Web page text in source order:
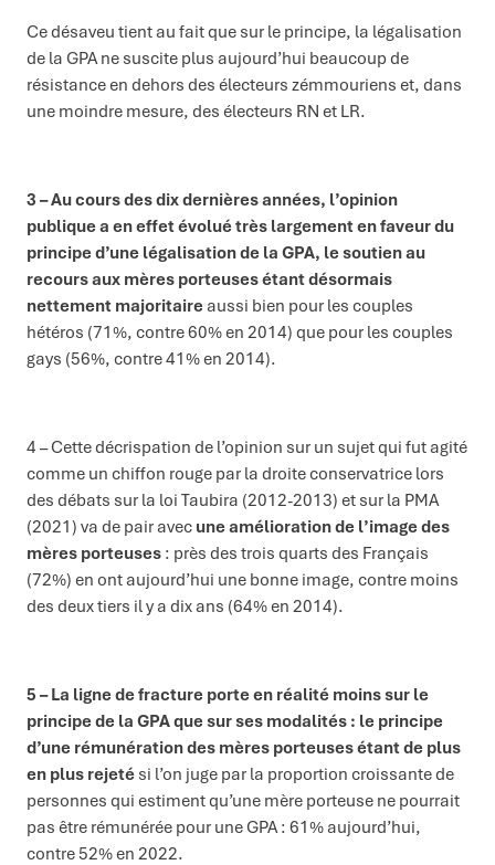
Ce désaveu tient au fait que sur le principe, la légalisation
de la GPA ne suscite plus aujourd’hui beaucoup de
résistance en dehors des électeurs zémmouriens et, dans
une moindre mesure, des électeurs RN et LR.
3 – Au cours des dix dernières années, l’opinion
publique a en effet évolué très largement en faveur du
principe d’une légalisation de la GPA, le soutien au
recours aux mères porteuses étant désormais
nettement majoritaire aussi bien pour les couples
hétéros (71%, contre 60% en 2014) que pour les couples
gays (56%, contre 41% en 2014).
4 – Cette décrispation de l’opinion sur un sujet qui fut agité
comme un chiffon rouge par la droite conservatrice lors
des débats sur la loi Taubira (2012-2013) et sur la PMA
(2021) va de pair avec une amélioration de l’image des
mères porteuses : près des trois quarts des Français
(72%) en ont aujourd’hui une bonne image, contre moins
des deux tiers il y a dix ans (64% en 2014).
5 – La ligne de fracture porte en réalité moins sur le
principe de la GPA que sur ses modalités : le principe
d’une rémunération des mères porteuses étant de plus
en plus rejeté si l’on juge par la proportion croissante de
personnes qui estiment qu’une mère porteuse ne pourrait
pas être rémunérée pour une GPA : 61% aujourd’hui,
contre 52% en 2022.